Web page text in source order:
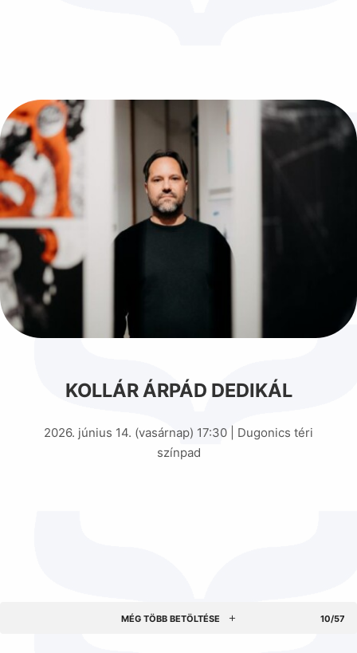
KOLLÁR ÁRPÁD DEDIKÁL
2026. június 14. (vasárnap) 17:30 | Dugonics téri
színpad
MÉG TÖBB BETÖLTÉSE 10/57